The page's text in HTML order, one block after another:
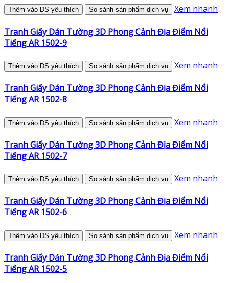
Thêm vào DS yêu thích So sánh sản phẩm dịch vụ Xem nhanh
Tranh Giấy Dán Tường 3D Phong Cảnh Địa Điểm Nổi
Tiếng AR 1502-9
Thêm vào DS yêu thích So sánh sản phẩm dịch vụ Xem nhanh
Tranh Giấy Dán Tường 3D Phong Cảnh Địa Điểm Nổi
Tiếng AR 1502-8
Thêm vào DS yêu thích So sánh sản phẩm dịch vụ Xem nhanh
Tranh Giấy Dán Tường 3D Phong Cảnh Địa Điểm Nổi
Tiếng AR 1502-7
Thêm vào DS yêu thích So sánh sản phẩm dịch vụ Xem nhanh
Tranh Giấy Dán Tường 3D Phong Cảnh Địa Điểm Nổi
Tiếng AR 1502-6
Thêm vào DS yêu thích So sánh sản phẩm dịch vụ Xem nhanh
Tranh Giấy Dán Tường 3D Phong Cảnh Địa Điểm Nổi
Tiếng AR 1502-5